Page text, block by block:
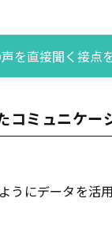
を直接聞く接点
コミュニケー
うにデータを活